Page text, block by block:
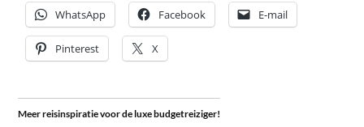
WhatsApp Facebook E-mail
Pinterest X
Meer reisinspiratie voor de luxe budgetreiziger!